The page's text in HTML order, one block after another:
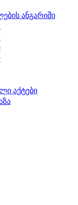
ანგარიში
აქტები